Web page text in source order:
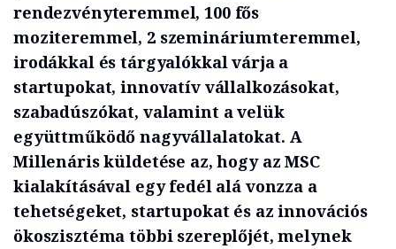
rendezvényteremmel, 100 fős
moziteremmel, 2 szemináriumteremmel,
irodákkal és tárgyalókkal várja a
startupokat, innovatív vállalkozásokat,
szabadúszókat, valamint a velük
együttműködő nagyvállalatokat. A
Millenáris küldetése az, hogy az MSC
kialakításával egy fedél alá vonzza a
tehetségeket, startupokat és az innovációs
ökoszisztéma többi szereplőjét, melynek